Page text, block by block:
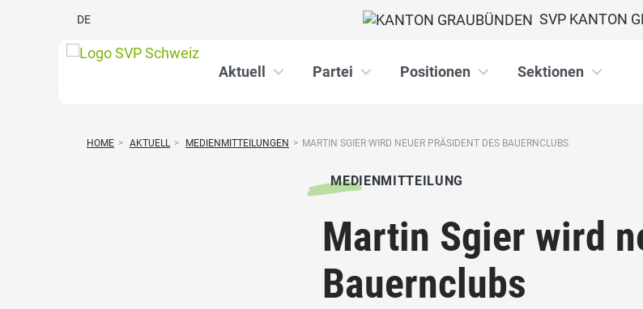
DE SVP KANTON
Aktuell Partei Positionen Sektionen
HOME > AKTUELL > MEDIENMITTEILUNGEN > MARTIN SGIER WIRD NEUER PRÄSIDENT DES BAUERNCLUBS
MEDIENMITTEILUNG
Martin Sgier wird
Bauernclubs